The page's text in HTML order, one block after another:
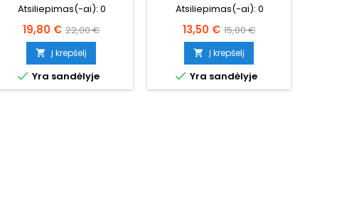
Atsiliepimas(-ai): 0
Kaina
19,80 € Bazinė
kaina
22,00 €
 Į krepšelį
 Yra sandėlyje
Atsiliepimas(-ai): 0
Kaina
13,50 € Bazinė
kaina
15,00 €
 Į krepšelį
 Yra sandėlyje